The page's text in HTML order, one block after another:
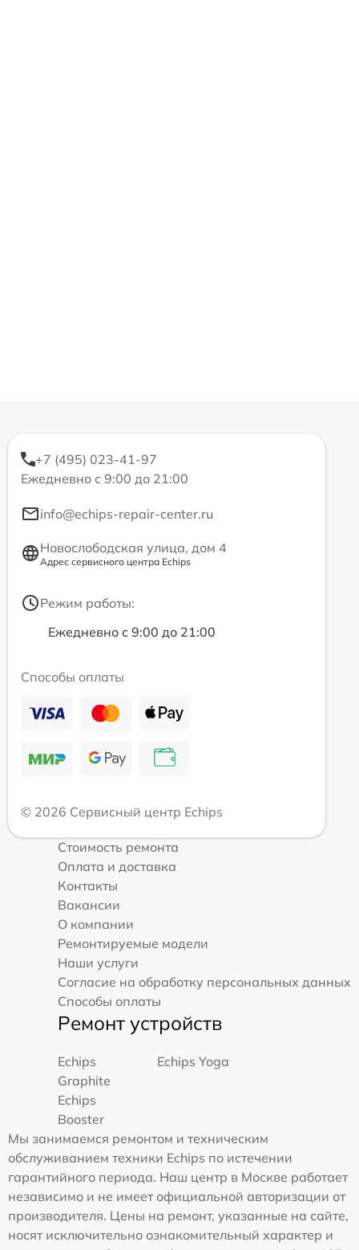
+7 (495) 023-41-97
Ежедневно с 9:00 до 21:00
info@echips-repair-center.ru
Новослободская улица, дом 4
Адрес сервисного центра Echips
Режим работы:
Ежедневно с 9:00 до 21:00
Способы оплаты
© 2026 Сервисный центр Echips
Стоимость ремонта
Оплата и доставка
Контакты
Вакансии
О компании
Ремонтируемые модели
Наши услуги
Согласие на обработку персональных данных
Способы оплаты
Ремонт устройств
Echips
Graphite
Echips Yoga
Echips
Booster
Мы занимаемся ремонтом и техническим
обслуживанием техники Echips по истечении
гарантийного периода. Наш центр в Москве работает
независимо и не имеет официальной авторизации от
производителя. Цены на ремонт, указанные на сайте,
носят исключительно ознакомительный характер и